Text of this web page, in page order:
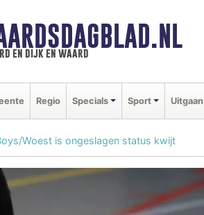
en dijk en waard
Regio Specials Sport Uitgaan
Woest is ongeslagen status kwijt